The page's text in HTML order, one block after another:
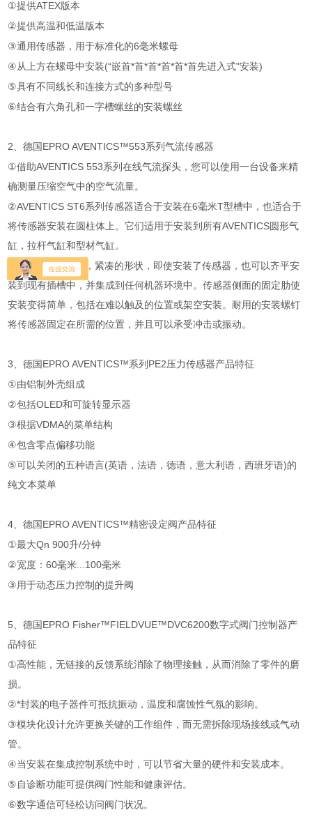
①提供ATEX版本
②提供高温和低温版本
③通用传感器，用于标准化的6毫米螺母
④从上方在螺母中安装(“嵌首*首*首*首*首*首先进入式"安装)
⑤具有不同线长和连接方式的多种型号
⑥结合有六角孔和一字槽螺丝的安装螺丝
2 、德国EPRO AVENTICS™553系列气流传感器
①借助AVENTICS 553系列在线气流探头，您可以使用一台设备来精
确测量压缩空气中的空气流量。
②AVENTICS ST6系列传感器适合于安装在6毫米T型槽中，也适合于
将传感器安装在圆柱体上。它们适用于安装到所有AVENTICS圆形气
缸，拉杆气缸和型材气缸。
传感器具有优化，紧凑的形状，即使安装了传感器，也可以齐平安
装到现有插槽中，并集成到任何机器环境中。传感器侧面的固定肋使
安装变得简单，包括在难以触及的位置或架空安装。耐用的安装螺钉
将传感器固定在所需的位置，并且可以承受冲击或振动。
3 、德国EPRO AVENTICS™系列 PE2压力传感器产品特征
①由铝制外壳组成
②包括OLED和可旋转显示器
③根据VDMA的菜单结构
④包含零点偏移功能
⑤可以关闭的五种语言(英语，法语，德语，意大利语，西班牙语)的
纯文本菜单
4 、德国EPRO AVENTICS™精密设定阀产品特征
①最大Qn 900升/分钟
②宽度：60毫米 ...100毫米
③用于动态压力控制的提升阀
5 、德国EPRO Fisher™FIELDVUE™DVC6200数字式阀门控制器产
品特征
①高性能，无链接的反馈系统消除了物理接触，从而消除了零件的磨
损。
②*封装的电子器件可抵抗振动，温度和腐蚀性气氛的影响。
③模块化设计允许更换关键的工作组件，而无需拆除现场接线或气动
管。
④当安装在集成控制系统中时，可以节省大量的硬件和安装成本。
⑤自诊断功能可提供阀门性能和健康评估。
⑥数字通信可轻松访问阀门状况。